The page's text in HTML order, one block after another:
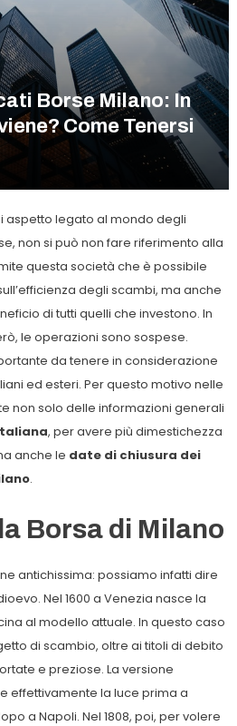
Borse Milano: In
Come Tenersi
aspetto legato al mondo degli
non si può non fare riferimento alla
questa società che è possibile
degli scambi, ma anche
di tutti quelli che investono. In
le operazioni sono sospese.
da tenere in considerazione
ed esteri. Per questo motivo nelle
non solo delle informazioni generali
, per avere più dimestichezza
anche le date di chiusura dei
.
Borsa di Milano
antichissima: possiamo infatti dire
Nel 1600 a Venezia nasce la
al modello attuale. In questo caso
di scambio, oltre ai titoli di debito
e preziose. La versione
effettivamente la luce prima a
a Napoli. Nel 1808, poi, per volere